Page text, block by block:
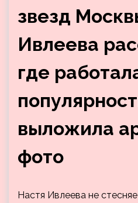
звезд
Ивлеева
где
выложила
фото
Настя Ивлеева не